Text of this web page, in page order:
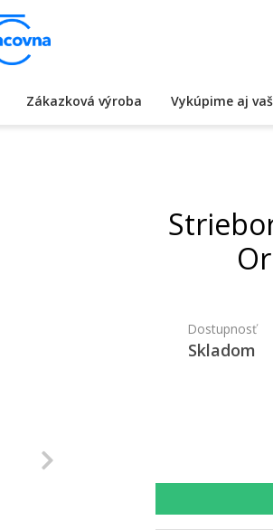
Zákazková výroba Vykúpime aj
Dostupnosť
Skladom